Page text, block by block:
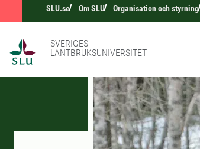
SLU.se Om SLU Organisation och styrning
SVERIGES
LANTBRUKSUNIVERSITET